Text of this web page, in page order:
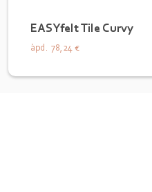
EASYfelt Tile Curvy
àpd. 78,24 €